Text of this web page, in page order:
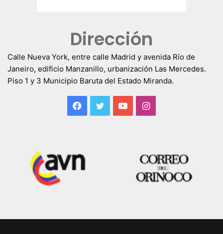
Dirección
Calle Nueva York, entre calle Madrid y avenida Río de
Janeiro, edificio Manzanillo, urbanización Las Mercedes.
Piso 1 y 3 Municipio Baruta del Estado Miranda.
Facebook
TwitterYouTubeInstagram